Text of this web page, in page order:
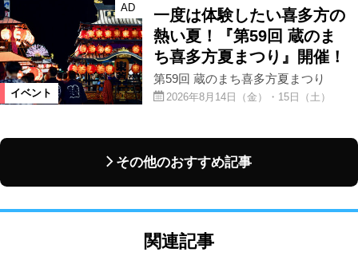
イベント
AD
一度は体験したい喜多方の
熱い夏！『第59回 蔵のま
ち喜多方夏まつり』開催！
第59回 蔵のまち喜多方夏まつり
2026年8月14日（金）・15日（土）
その他のおすすめ記事
関連記事